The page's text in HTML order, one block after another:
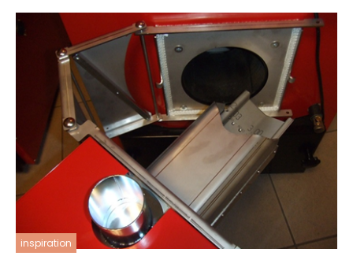
inspiration